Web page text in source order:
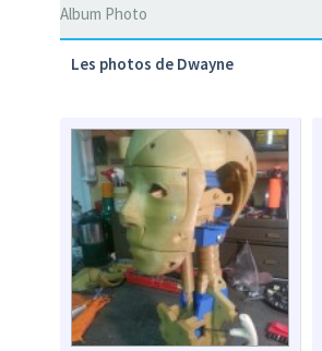
Album Photo
Les photos de Dwayne